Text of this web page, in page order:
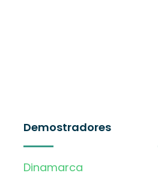
Demostradores
Dinamarca